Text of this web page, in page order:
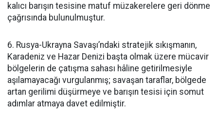
kalıcı barışın tesisine matuf müzakerelere geri dönme
çağrısında bulunulmuştur.
6. Rusya-Ukrayna Savaşı’ndaki stratejik sıkışmanın,
Karadeniz ve Hazar Denizi başta olmak üzere mücavir
bölgelerin de çatışma sahası hâline getirilmesiyle
aşılamayacağı vurgulanmış; savaşan taraflar, bölgede
artan gerilimi düşürmeye ve barışın tesisi için somut
adımlar atmaya davet edilmiştir.